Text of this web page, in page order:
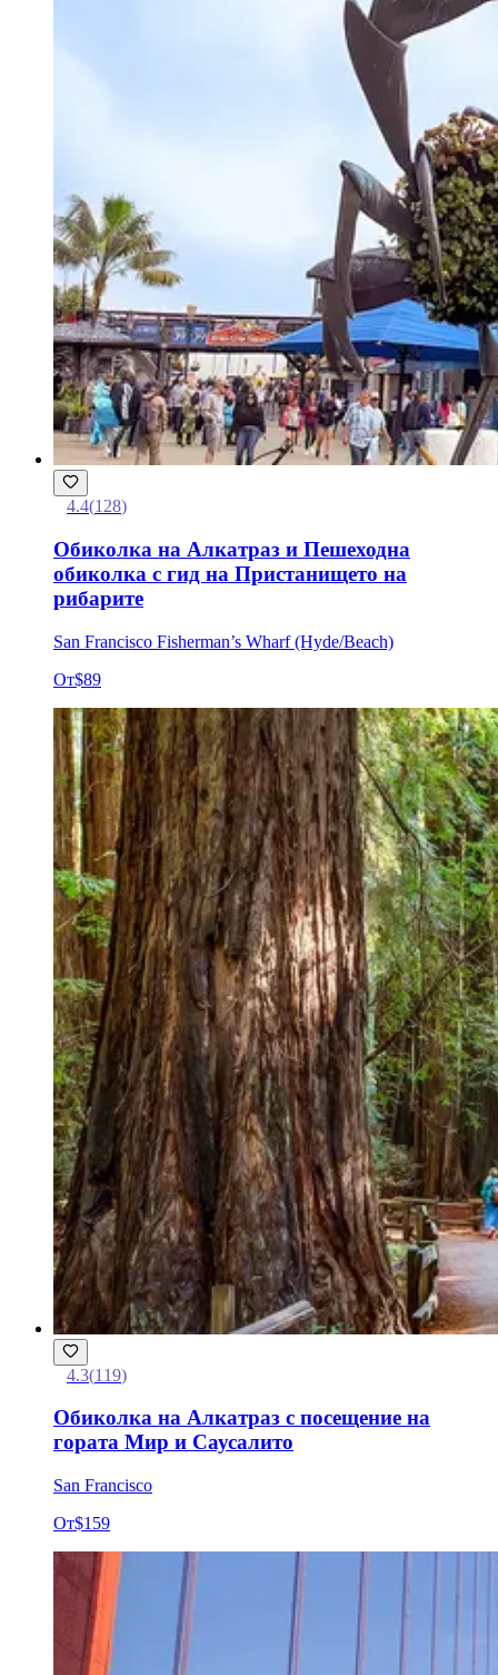
4.4(128)
Обиколка на Алкатраз и Пешеходна
обиколка с гид на Пристанището на
рибарите
San Francisco Fisherman’s Wharf (Hyde/Beach)
От$89
4.3(119)
Обиколка на Алкатраз с посещение на
гората Мир и Саусалито
San Francisco
От$159